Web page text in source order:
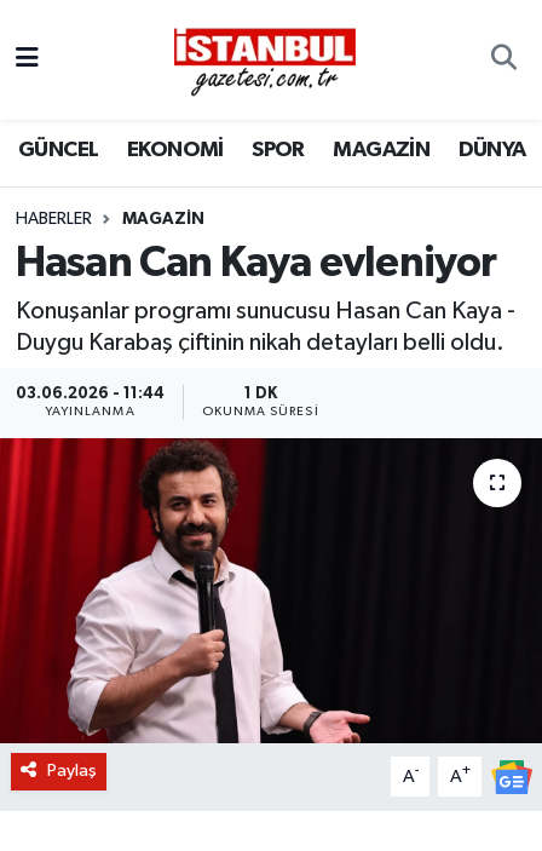
GÜNCEL EKONOMİ SPOR MAGAZİN DÜNYA
HABERLER MAGAZIN
Hasan Can Kaya evleniyor
Konuşanlar programı sunucusu Hasan Can Kaya -
Duygu Karabaş çiftinin nikah detayları belli oldu.
03.06.2026 - 11:44
YAYINLANMA
1 DK
OKUNMA SÜRESI
Paylaş A- A+
EKONOMİ
İSTANBUL
DÜNYA
SPOR
MAGAZİN
KÜLTÜR SANAT
BİLİM VE TEKNOLOJİ
OTOMOBİL
KURUMSAL
Nöbetçi Eczaneler
Hava Durumu
Trafik Durumu
Süper Lig Puan Durumu ve Fikstür
Tüm Manşetler
Son Dakika Haberleri
Haber Arşivi